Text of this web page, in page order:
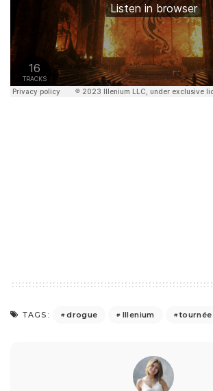
TAGS: drogue Illenium tournée